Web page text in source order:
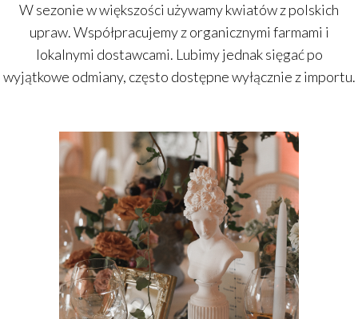
W sezonie w większości używamy kwiatów z polskich
upraw. Współpracujemy z organicznymi farmami i
lokalnymi dostawcami. Lubimy jednak sięgać po
wyjątkowe odmiany, często dostępne wyłącznie z importu.